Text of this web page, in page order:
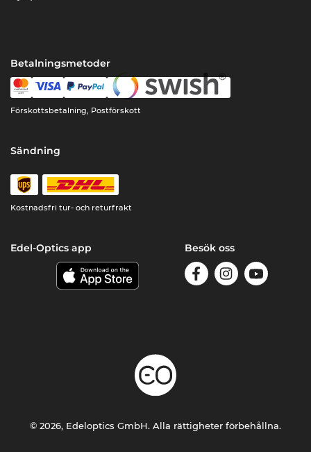
Betalningsmetoder
Förskottsbetalning, Postförskott
Sändning
Kostnadsfri tur- och returfrakt
Edel-Optics app Besök oss
© 2026, Edeloptics GmbH. Alla rättigheter förbehållna.